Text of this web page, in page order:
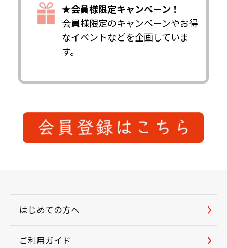
★会員様限定キャンペーン！
会員様限定のキャンペーンやお得
なイベントなどを企画していま
す。
はじめての方へ
ご利用ガイド